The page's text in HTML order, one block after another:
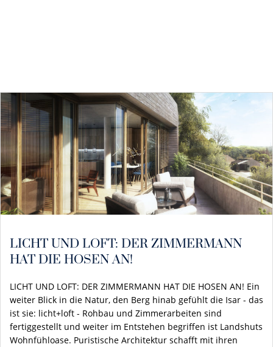
LICHT UND LOFT: DER ZIMMERMANN
HAT DIE HOSEN AN!
LICHT UND LOFT: DER ZIMMERMANN HAT DIE HOSEN AN! Ein
weiter Blick in die Natur, den Berg hinab gefühlt die Isar - das
ist sie: licht+loft - Rohbau und Zimmerarbeiten sind
fertiggestellt und weiter im Entstehen begriffen ist Landshuts
Wohnfühloase. Puristische Architektur schafft mit ihren